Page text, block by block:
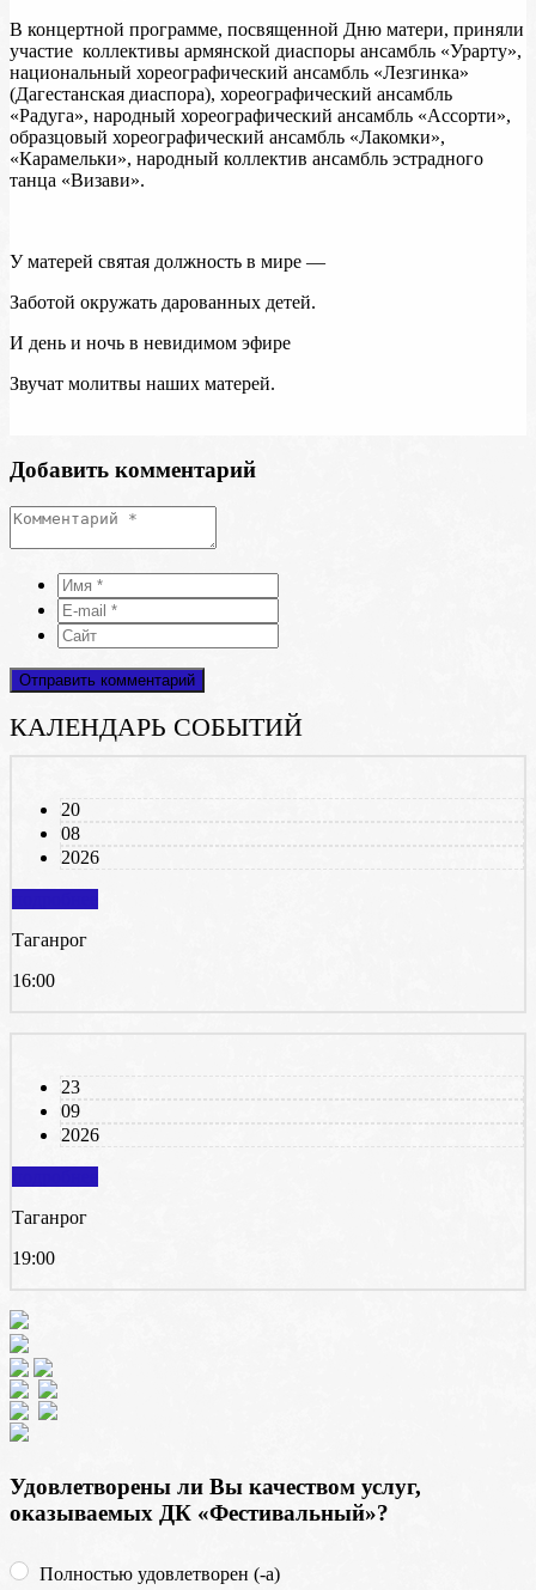
В концертной программе, посвященной Дню матери, приняли
участие коллективы армянской диаспоры ансамбль «Урарту»,
национальный хореографический ансамбль «Лезгинка»
(Дагестанская диаспора), хореографический ансамбль
«Радуга», народный хореографический ансамбль «Ассорти»,
образцовый хореографический ансамбль «Лакомки»,
«Карамельки», народный коллектив ансамбль эстрадного
танца «Визави».
У матерей святая должность в мире —
Заботой окружать дарованных детей.
И день и ночь в невидимом эфире
Звучат молитвы наших матерей.
Добавить комментарий
КАЛЕНДАРЬ СОБЫТИЙ
20
08
2026
Таганрог
16:00
23
09
2026
Таганрог
19:00
Удовлетворены ли Вы качеством услуг,
оказываемых ДК «Фестивальный»?
Полностью удовлетворен (-а)